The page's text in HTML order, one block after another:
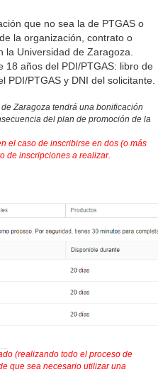
que no sea la de PTGAS o
la organización, contrato o
la Universidad de Zaragoza
18 años del PDI/PTGAS: libro de
PDI/PTGAS y DNI del solicitante.
Zaragoza tendrá una bonificación
del plan de promoción de la
el caso de inscribirse en dos (o más
de inscripciones a realizar.
(realizando todo el proceso de
que sea necesario utilizar una